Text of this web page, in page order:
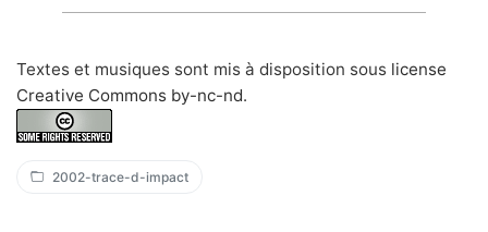
Textes et musiques sont mis à disposition sous license
Creative Commons by-nc-nd.
2002-trace-d-impact